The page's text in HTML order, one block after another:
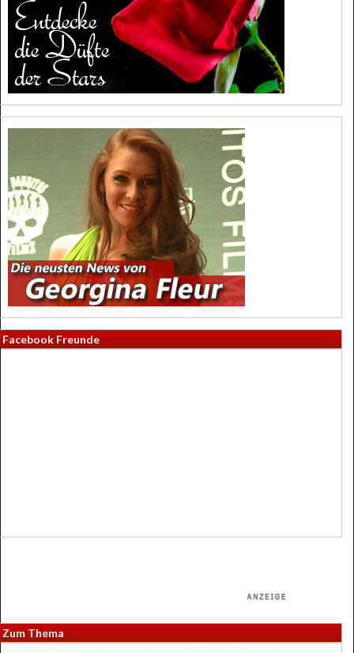
Facebook Freunde
Zum Thema